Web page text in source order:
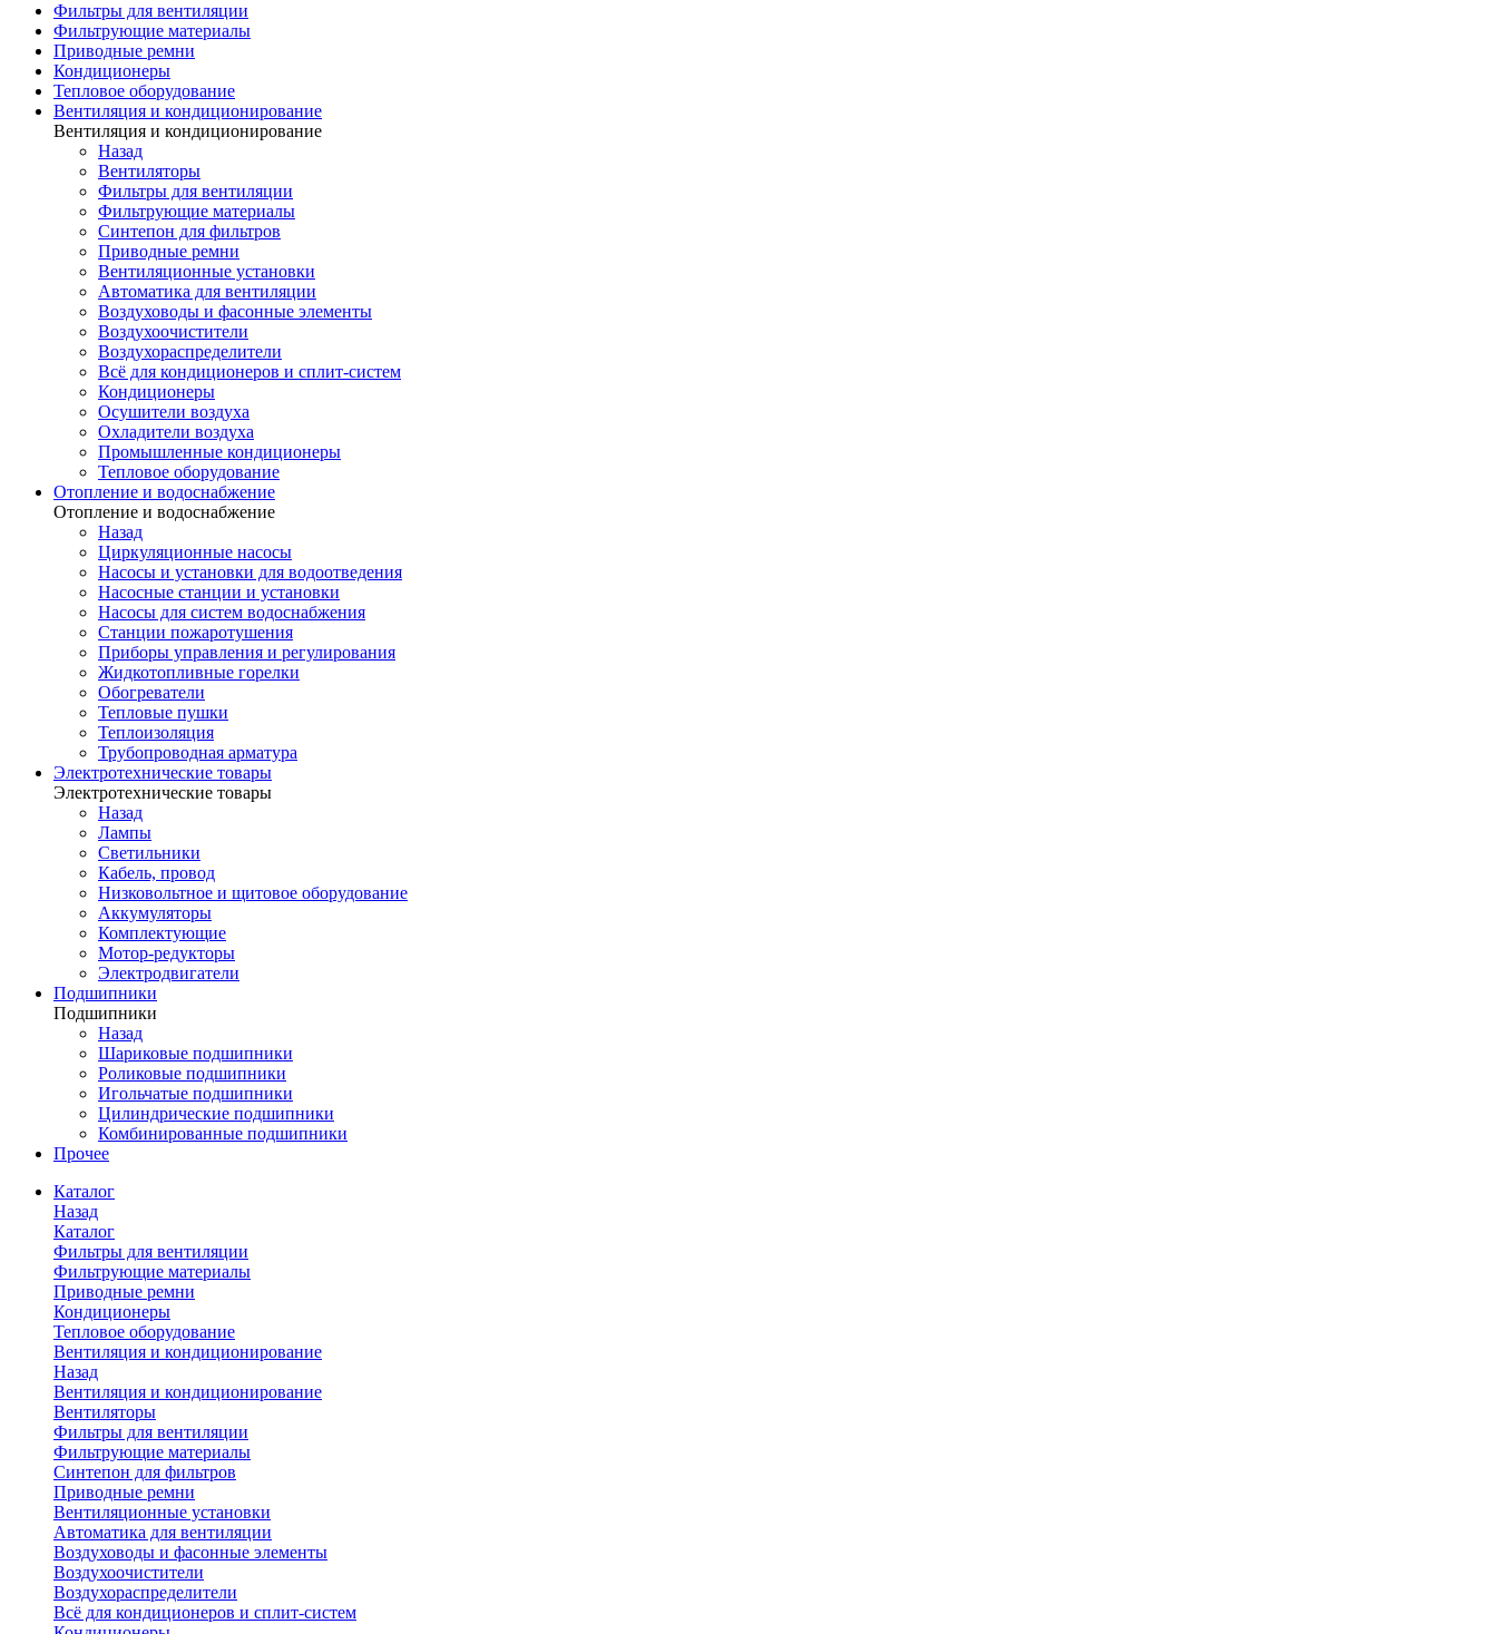
Фильтры для вентиляции
Фильтрующие материалы
Приводные ремни
Кондиционеры
Тепловое оборудование
Вентиляция и кондиционирование
Вентиляция и кондиционирование
Назад
Вентиляторы
Фильтры для вентиляции
Фильтрующие материалы
Синтепон для фильтров
Приводные ремни
Вентиляционные установки
Автоматика для вентиляции
Воздуховоды и фасонные элементы
Воздухоочистители
Воздухораспределители
Всё для кондиционеров и сплит-систем
Кондиционеры
Осушители воздуха
Охладители воздуха
Промышленные кондиционеры
Тепловое оборудование
Отопление и водоснабжение
Отопление и водоснабжение
Назад
Циркуляционные насосы
Насосы и установки для водоотведения
Насосные станции и установки
Насосы для систем водоснабжения
Станции пожаротушения
Приборы управления и регулирования
Жидкотопливные горелки
Обогреватели
Тепловые пушки
Теплоизоляция
Трубопроводная арматура
Электротехнические товары
Электротехнические товары
Назад
Лампы
Светильники
Кабель, провод
Низковольтное и щитовое оборудование
Аккумуляторы
Комплектующие
Мотор-редукторы
Электродвигатели
Подшипники
Подшипники
Назад
Шариковые подшипники
Роликовые подшипники
Игольчатые подшипники
Цилиндрические подшипники
Комбинированные подшипники
Прочее
Каталог
Назад
Каталог
Фильтры для вентиляции
Фильтрующие материалы
Приводные ремни
Кондиционеры
Тепловое оборудование
Вентиляция и кондиционирование
Назад
Вентиляция и кондиционирование
Вентиляторы
Фильтры для вентиляции
Фильтрующие материалы
Синтепон для фильтров
Приводные ремни
Вентиляционные установки
Автоматика для вентиляции
Воздуховоды и фасонные элементы
Воздухоочистители
Воздухораспределители
Всё для кондиционеров и сплит-систем